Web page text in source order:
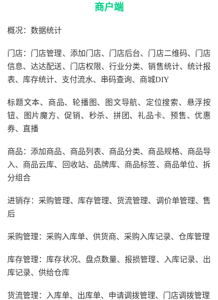
商户端
概况：数据统计
门店：门店管理、添加门店、门店后台、门店二维码、门店
信息、达达配送、门店权限、行业分类、销售统计、统计报
表、库存统计、支付流水、串码查询、商城DIY
标题文本、商品、轮播图、图文导航、定位搜索、悬浮按
钮、图片魔方、促销、秒杀、拼团、礼品卡、预售、优惠
券、直播
商品：添加商品、商品列表、商品分类、商品规格、商品导
入、商品云库、回收站、品牌库、商品标签、商品单位、拆
分组合
进销存：采购管理、库存管理、货流管理、调价单管理、售
后
采购管理：采购入库单、供货商、采购入库记录、仓库管理
库存管理：库存状况、盘点数量、报损管理、入库记录、出
库记录、供给仓库
货流管理：入库单、出库单、申请调拨管理、门店调拨管理